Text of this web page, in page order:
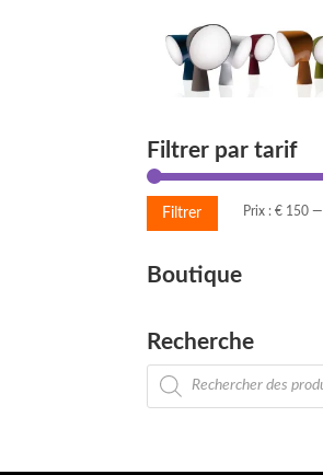
Filtrer par tarif
Filtrer Prix : € 150—
Boutique
Recherche
Recherche
de
produits